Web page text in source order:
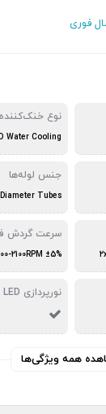
فوری
نوع خنک‌کننده
Water Cooling
جنس لوله‌ها
سرعت گردش
2100RPM ±5%
نورپردازی LED
همه ویژگی‌ها